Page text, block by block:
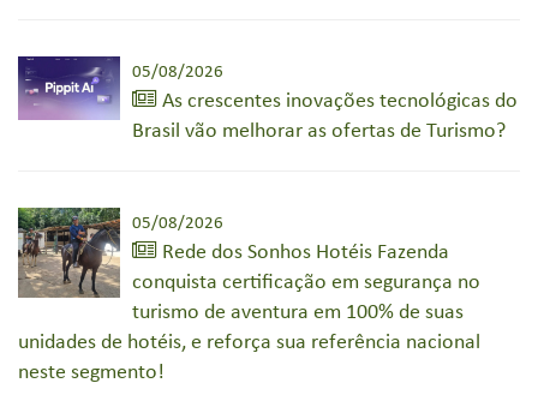
05/08/2026
As crescentes inovações tecnológicas do
Brasil vão melhorar as ofertas de Turismo?
05/08/2026
Rede dos Sonhos Hotéis Fazenda
conquista certificação em segurança no
turismo de aventura em 100% de suas
unidades de hotéis, e reforça sua referência nacional
neste segmento!